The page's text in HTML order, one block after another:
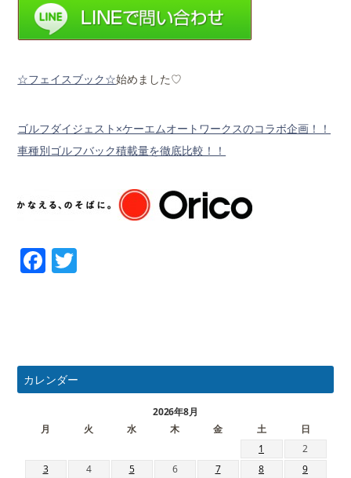
☆フェイスブック☆始めました♡
ゴルフダイジェスト×ケーエムオートワークスのコラボ企画！！
車種別ゴルフバック積載量を徹底比較！！
Facebook
カレンダー
2026年8月
月
火 水 木 金 土
日
1
2
3
4 5 6 7 8
9